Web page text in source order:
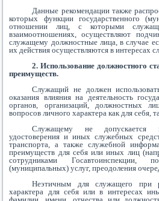
Данные рекомендации также
которых функции государственного
отношении лиц, с которыми
взаимоотношениях, осуществляют
служащему должностные лица, в случае
их действия осуществляются в интересах
2. Использование должностного
преимуществ.
Служащий не должен
оказания влияния на деятельность
органов, организаций, должностных
вопросов личного характера как для себя,
Служащему не допускается
удостоверения и иных служебных
транспорта, а также служебной
преимуществ для себя или иных лиц
сотрудниками Госавтоинспекции,
(муниципальных) услуг, преодоления
Неэтичным для служащего при
характера для себя или в интересах